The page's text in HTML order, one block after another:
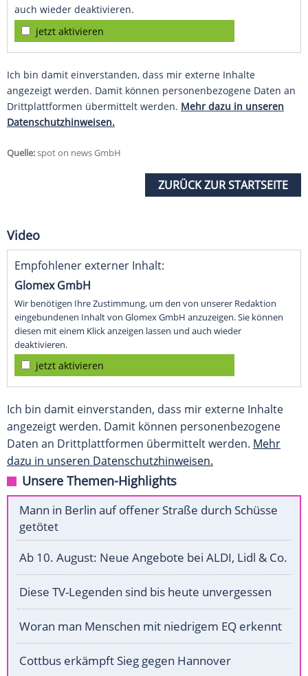
auch wieder deaktivieren.
jetzt aktivieren
Ich bin damit einverstanden, dass mir externe Inhalte
angezeigt werden. Damit können personenbezogene Daten an
Drittplattformen übermittelt werden. Mehr dazu in unseren
Datenschutzhinweisen.
Quelle:spot on news GmbH
ZURÜCK ZUR STARTSEITE
Video
Empfohlener externer Inhalt:
Glomex GmbH
Wir benötigen Ihre Zustimmung, um den von unserer Redaktion
eingebundenen Inhalt von Glomex GmbH anzuzeigen. Sie können
diesen mit einem Klick anzeigen lassen und auch wieder
deaktivieren.
jetzt aktivieren
Ich bin damit einverstanden, dass mir externe Inhalte
angezeigt werden. Damit können personenbezogene
Daten an Drittplattformen übermittelt werden. Mehr
dazu in unseren Datenschutzhinweisen.
Unsere Themen-Highlights
Mann in Berlin auf offener Straße durch Schüsse
getötet
Ab 10. August: Neue Angebote bei ALDI, Lidl & Co.
Diese TV-Legenden sind bis heute unvergessen
Woran man Menschen mit niedrigem EQ erkennt
Cottbus erkämpft Sieg gegen Hannover